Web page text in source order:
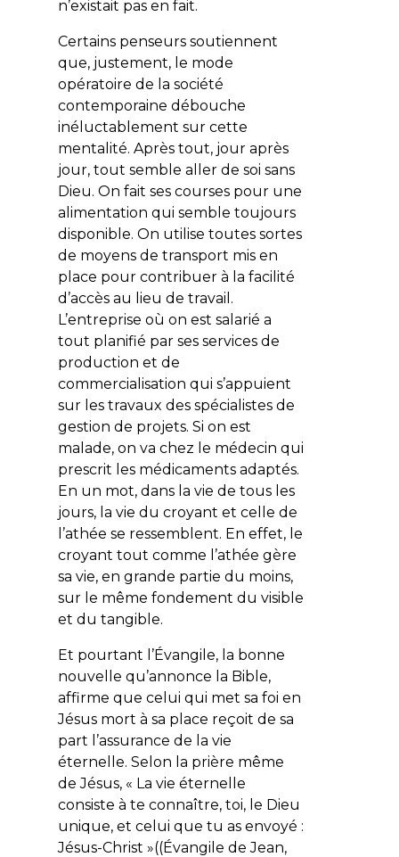
n’existait pas en fait.
Certains penseurs soutiennent
que, justement, le mode
opératoire de la société
contemporaine débouche
inéluctablement sur cette
mentalité. Après tout, jour après
jour, tout semble aller de soi sans
Dieu. On fait ses courses pour une
alimentation qui semble toujours
disponible. On utilise toutes sortes
de moyens de transport mis en
place pour contribuer à la facilité
d’accès au lieu de travail.
L’entreprise où on est salarié a
tout planifié par ses services de
production et de
commercialisation qui s’appuient
sur les travaux des spécialistes de
gestion de projets. Si on est
malade, on va chez le médecin qui
prescrit les médicaments adaptés.
En un mot, dans la vie de tous les
jours, la vie du croyant et celle de
l’athée se ressemblent. En effet, le
croyant tout comme l’athée gère
sa vie, en grande partie du moins,
sur le même fondement du visible
et du tangible.
Et pourtant l’Évangile, la bonne
nouvelle qu’annonce la Bible,
affirme que celui qui met sa foi en
Jésus mort à sa place reçoit de sa
part l’assurance de la vie
éternelle. Selon la prière même
de Jésus, « La vie éternelle
consiste à te connaître, toi, le Dieu
unique, et celui que tu as envoyé :
Jésus-Christ »((Évangile de Jean,